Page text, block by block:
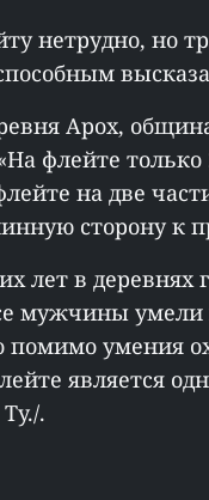
нетрудно, но
Арох,
флейте
на две
сторону к
лет в деревнях
мужчины умели
помимо умения
является
.